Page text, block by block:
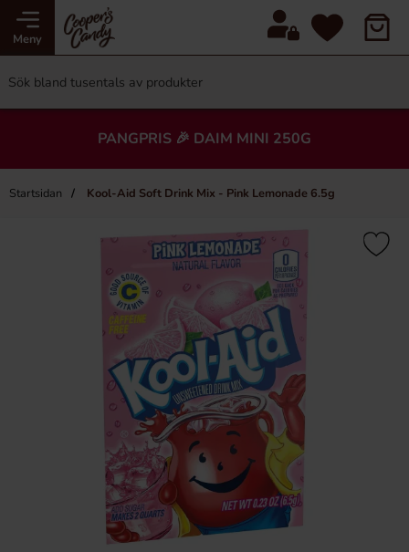
Meny
PANGPRIS 🎉 DAIM MINI 250G
Startsidan Kool-Aid Soft Drink Mix - Pink Lemonade 6.5g